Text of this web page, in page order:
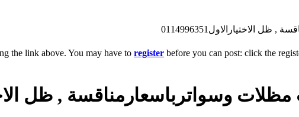
the link above. You may have to register before you can post: click the
, ظل